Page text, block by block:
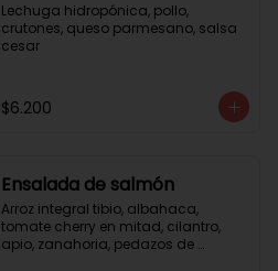
Lechuga hidropónica, pollo,
crutones, queso parmesano, salsa
cesar
$6.200
Ensalada de salmón
Arroz integral tibio, albahaca,
tomate cherry en mitad, cilantro,
apio, zanahoria, pedazos de